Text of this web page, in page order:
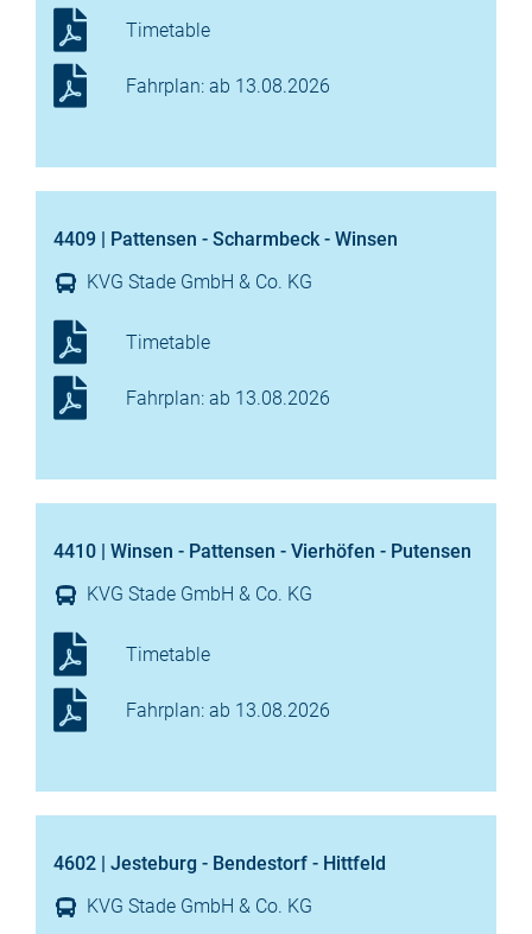
Timetable
Fahrplan: ab 13.08.2026
4409 | Pattensen - Scharmbeck - Winsen
KVG Stade GmbH & Co. KG
Timetable
Fahrplan: ab 13.08.2026
4410 | Winsen - Pattensen - Vierhöfen - Putensen
KVG Stade GmbH & Co. KG
Timetable
Fahrplan: ab 13.08.2026
4602 | Jesteburg - Bendestorf - Hittfeld
KVG Stade GmbH & Co. KG